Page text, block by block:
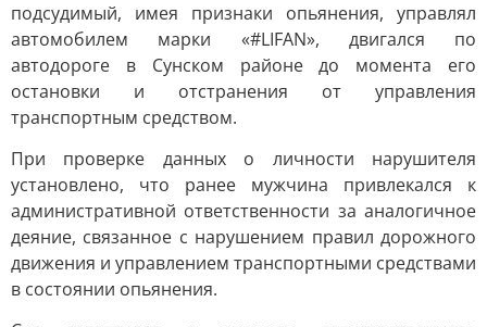
подсудимый, имея признаки опьянения, управлял
автомобилем марки «#LIFAN», двигался по
автодороге в Сунском районе до момента его
остановки и отстранения от управления
транспортным средством.
При проверке данных о личности нарушителя
установлено, что ранее мужчина привлекался к
административной ответственности за аналогичное
деяние, связанное с нарушением правил дорожного
движения и управлением транспортными средствами
в состоянии опьянения.